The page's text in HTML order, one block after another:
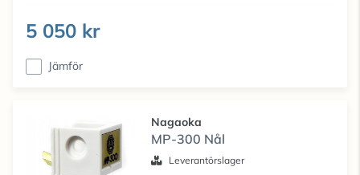
5 050 kr
Jämför
Nagaoka
MP-300 Nål
Leverantörslager